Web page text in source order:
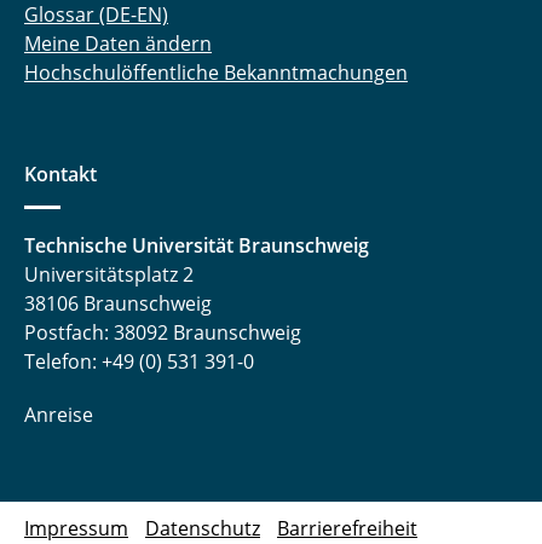
Glossar (DE-EN)
Meine Daten ändern
Hochschulöffentliche Bekanntmachungen
Kontakt
Technische Universität Braunschweig
Universitätsplatz 2
38106 Braunschweig
Postfach: 38092 Braunschweig
Telefon: +49 (0) 531 391-0
Anreise
Impressum Datenschutz Barrierefreiheit